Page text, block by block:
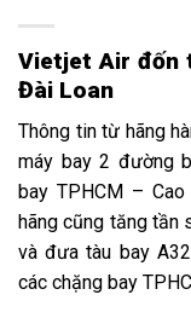
Vietjet Air đốn
Đài Loan
Thông tin từ hãng
máy bay 2 đường
bay TPHCM –
hãng cũng tăng tần
và đưa tàu bay
các chặng bay